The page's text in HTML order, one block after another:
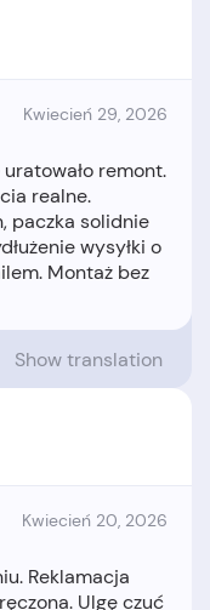
Kwiecień 29, 2026
remont.
realne.
paczka solidnie
wysyłki o
Montaż bez
Show translation
Kwiecień 20, 2026
Reklamacja
Ulgę czuć